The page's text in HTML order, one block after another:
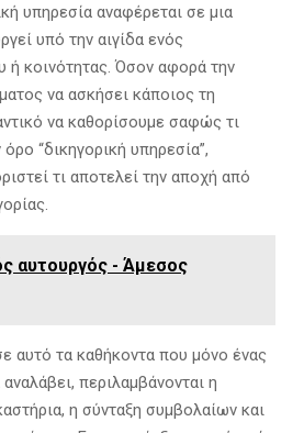
υπηρεσία αναφέρεται σε μια
υπό την αιγίδα ενός
ή κοινότητας. Όσον αφορά την
να ασκήσει κάποιος τη
να καθορίσουμε σαφώς τι
“δικηγορική υπηρεσία”,
τι αποτελεί την αποχή από
αυτουργός - Άμεσος
αυτό τα καθήκοντα που μόνο ένας
περιλαμβάνονται η
η σύνταξη συμβολαίων και